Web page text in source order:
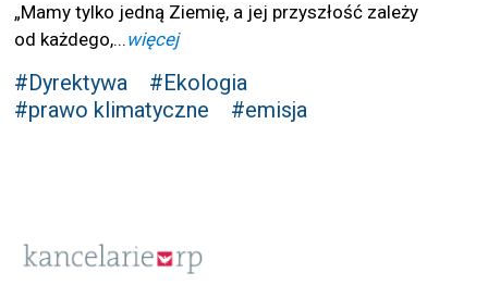
„Mamy tylko jedną Ziemię, a jej przyszłość zależy
od każdego,...więcej
#Dyrektywa
#Ekologia
#prawo klimatyczne
#emisja